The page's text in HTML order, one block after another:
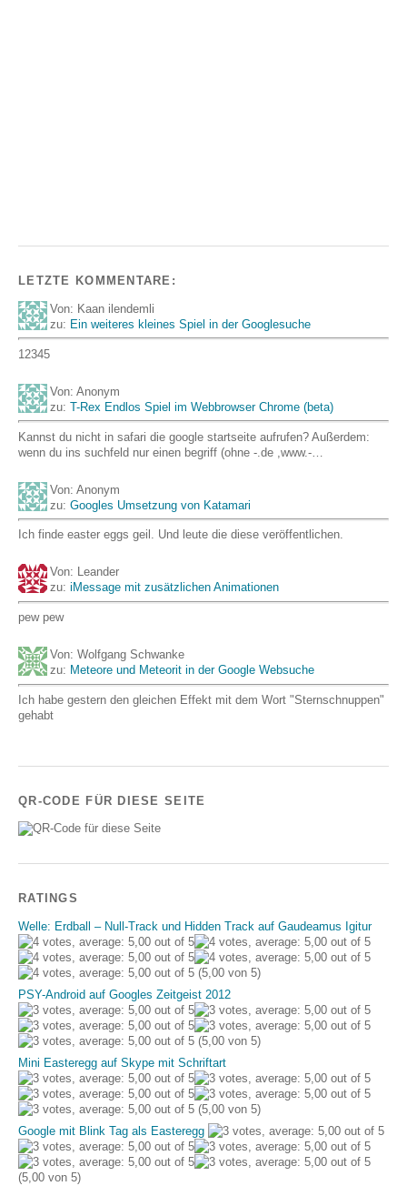
LETZTE KOMMENTARE:
Von: Kaan ilendemli
zu: Ein weiteres kleines Spiel in der Googlesuche
12345
Von: Anonym
zu: T-Rex Endlos Spiel im Webbrowser Chrome (beta)
Kannst du nicht in safari die google startseite aufrufen? Außerdem:
wenn du ins suchfeld nur einen begriff (ohne -.de ,www.-…
Von: Anonym
zu: Googles Umsetzung von Katamari
Ich finde easter eggs geil. Und leute die diese veröffentlichen.
Von: Leander
zu: iMessage mit zusätzlichen Animationen
pew pew
Von: Wolfgang Schwanke
zu: Meteore und Meteorit in der Google Websuche
Ich habe gestern den gleichen Effekt mit dem Wort "Sternschnuppen"
gehabt
QR-CODE FÜR DIESE SEITE
RATINGS
Welle: Erdball – Null-Track und Hidden Track auf Gaudeamus Igitur
(5,00 von 5)
PSY-Android auf Googles Zeitgeist 2012
(5,00 von 5)
Mini Easteregg auf Skype mit Schriftart
(5,00 von 5)
Google mit Blink Tag als Easteregg
(5,00 von 5)